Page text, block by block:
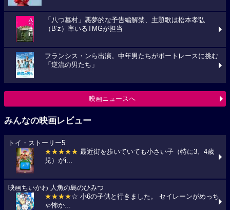
「八つ墓村」悪夢的な予告編解禁、主題歌は松本孝弘
（B’z）率いるTMGが担当
フランシス・ンら出演。中年男たちがボートレースに挑む
「逆流の男たち」
映画ニュースへ
みんなの映画レビュー
トイ・ストーリー5
★★★★★ 最近街を歩いていても小さい子（特に3、4歳
児）がi...
映画ちいかわ 人魚の島のひみつ
★★★★☆ 小6の子供と行きました。 セイレーンがめっち
ゃ怖か...